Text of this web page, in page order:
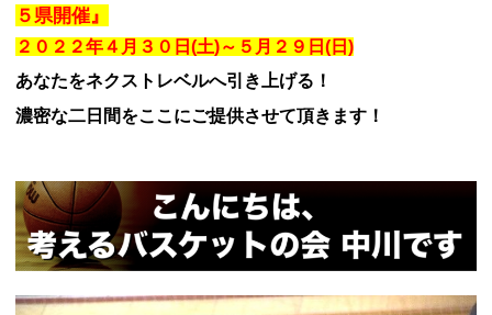
５県開催』
２０２２年４月３０日(土)～５月２９日(日)
あなたをネクストレベルへ引き上げる！
濃密な二日間をここにご提供させて頂きます！